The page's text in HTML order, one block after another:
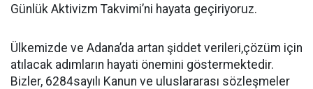
Günlük Aktivizm Takvimi’ni hayata geçiriyoruz.
Ülkemizde ve Adana’da artan şiddet verileri,çözüm için
atılacak adımların hayati önemini göstermektedir.
Bizler, 6284sayılı Kanun ve uluslararası sözleşmeler